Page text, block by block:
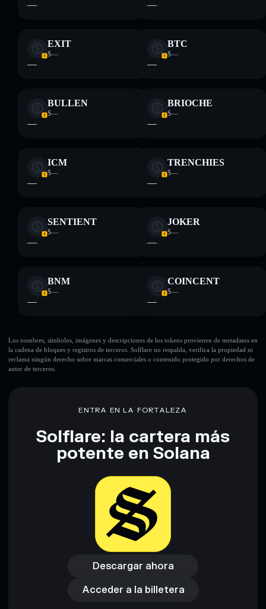
— —
EXIT
$—
—
BTC
$—
—
BULLEN
$—
—
BRIOCHE
$—
—
ICM
$—
—
TRENCHIES
$—
—
SENTIENT
$—
—
JOKER
$—
—
BNM
$—
—
COINCENT
$—
—
Los nombres, símbolos, imágenes y descripciones de los tokens provienen de metadatos en
la cadena de bloques y registros de terceros. Solflare no respalda, verifica la propiedad ni
reclama ningún derecho sobre marcas comerciales o contenido protegido por derechos de
autor de terceros.
ENTRA EN LA FORTALEZA
Solflare: la cartera más
potente en Solana
Descargar ahora
Descargar ahora
Acceder a la billetera
Acceder a la billetera